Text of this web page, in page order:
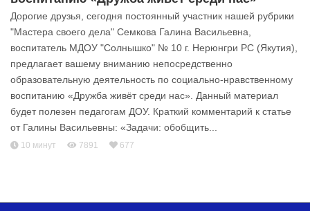
Дорогие друзья, сегодня постоянный участник нашей рубрики
"Мастера своего дела" Семкова Галина Васильевна,
воспитатель МДОУ "Солнышко" № 10 г. Нерюнгри РС (Якутия),
предлагает вашему вниманию непосредственно
образовательную деятельность по социально-нравственному
воспитанию «Дружба живёт среди нас». Данный материал
будет полезен педагогам ДОУ. Краткий комментарий к статье
от Галины Васильевны: «Задачи: обобщить...
10 минут 7891 677